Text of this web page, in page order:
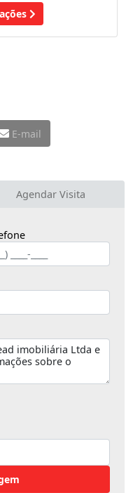
E-mail
Agendar Visita